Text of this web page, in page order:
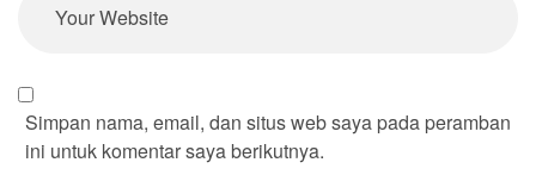
Simpan nama, email, dan situs web saya pada peramban
ini untuk komentar saya berikutnya.